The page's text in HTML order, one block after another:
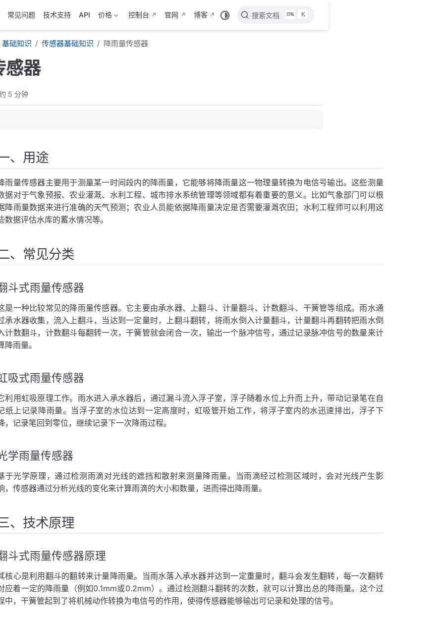
常见问题 技术支持 API 价格 控制台 官网 博客 搜索文档 K
基础知识 传感器基础知识 降雨量传感器
感器
5 分钟
理
理
、用途
雨量传感器主要用于测量某一时间段内的降雨量，它能够将降雨量这一物理量转换为电信号输出。这些测量
据对于气象预报、农业灌溉、水利工程、城市排水系统管理等领域都有着重要的意义。比如气象部门可以根
降雨量数据来进行准确的天气预测；农业人员能依据降雨量决定是否需要灌溉农田；水利工程师可以利用这
数据评估水库的蓄水情况等。
、常见分类
斗式雨量传感器
是一种比较常见的降雨量传感器。它主要由承水器、上翻斗、计量翻斗、计数翻斗、干簧管等组成。雨水通
承水器收集，流入上翻斗，当达到一定量时，上翻斗翻转，将雨水倒入计量翻斗，计量翻斗再翻转把雨水倒
计数翻斗，计数翻斗每翻转一次，干簧管就会闭合一次，输出一个脉冲信号，通过记录脉冲信号的数量来计
降雨量。
吸式雨量传感器
利用虹吸原理工作。雨水进入承水器后，通过漏斗流入浮子室，浮子随着水位上升而上升，带动记录笔在自
纸上记录降雨量。当浮子室的水位达到一定高度时，虹吸管开始工作，将浮子室内的水迅速排出，浮子下
，记录笔回到零位，继续记录下一次降雨过程。
学雨量传感器
于光学原理，通过检测雨滴对光线的遮挡和散射来测量降雨量。当雨滴经过检测区域时，会对光线产生影
，传感器通过分析光线的变化来计算雨滴的大小和数量，进而得出降雨量。
、技术原理
斗式雨量传感器原理
核心是利用翻斗的翻转来计量降雨量。当雨水落入承水器并达到一定重量时，翻斗会发生翻转，每一次翻转
应着一定的降雨量（例如0.1mm或0.2mm）。通过检测翻斗翻转的次数，就可以计算出总的降雨量。这个过
中，干簧管起到了将机械动作转换为电信号的作用，使得传感器能够输出可记录和处理的信号。